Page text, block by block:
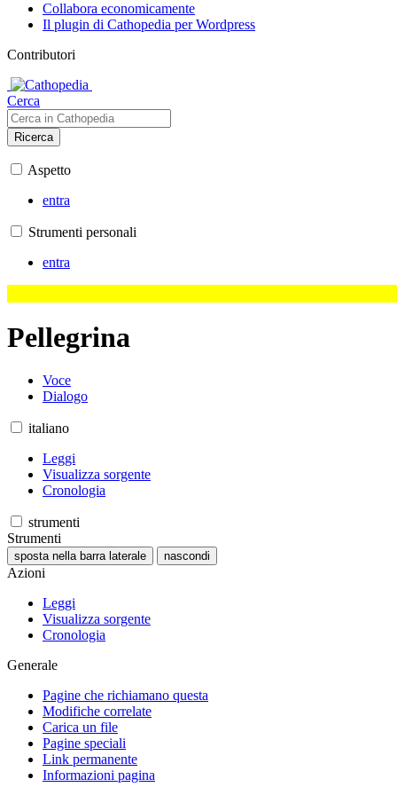
Collabora economicamente
Il plugin di Cathopedia per Wordpress
Contributori
Cerca
Ricerca
Aspetto
entra
Strumenti personali
entra
Pellegrina
Voce
Dialogo
italiano
Leggi
Visualizza sorgente
Cronologia
strumenti
Strumenti
sposta nella barra laterale nascondi
Azioni
Leggi
Visualizza sorgente
Cronologia
Generale
Pagine che richiamano questa
Modifiche correlate
Carica un file
Pagine speciali
Link permanente
Informazioni pagina